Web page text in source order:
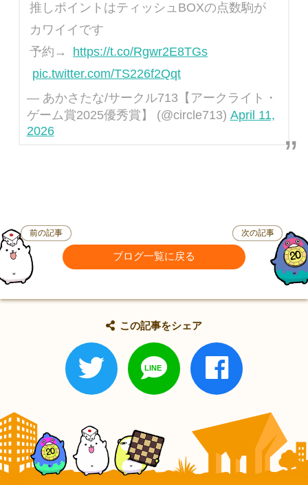
推しポイントはティッシュBOXの点数駒が
カワイイです
予約→
https://t.co/Rgwr2E8TGs
pic.twitter.com/TS226f2Qqt
— あかさたな/サークル713【アークライト・
ゲーム賞2025優秀賞】 (@circle713) April 11,
2026
前の記事
ブログ一覧に戻る
次の記事
この記事をシェア